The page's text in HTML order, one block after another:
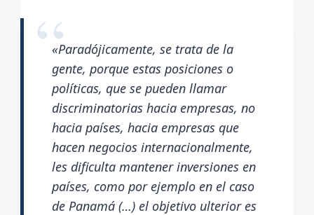
«Paradójicamente, se trata de la
gente, porque estas posiciones o
políticas, que se pueden llamar
discriminatorias hacia empresas, no
hacia países, hacia empresas que
hacen negocios internacionalmente,
les dificulta mantener inversiones en
países, como por ejemplo en el caso
de Panamá (…) el objetivo ulterior es